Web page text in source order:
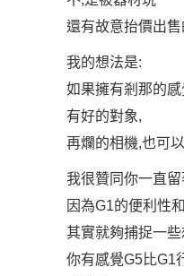
還有故意抬價出
我的想法是:
如果擁有剎那的感
有好的對象,
再爛的相機,也可
我很贊同你一直
因為G1的便利性
其實就夠捕捉一
你有感覺G5比G1